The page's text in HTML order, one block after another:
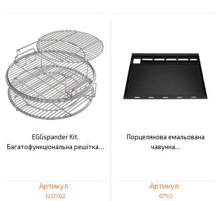
EGGspander Kit.
Багатофункціональна решітка…
Артикул :
120762
Порцелянова емальована
чавунна…
Артикул :
6792